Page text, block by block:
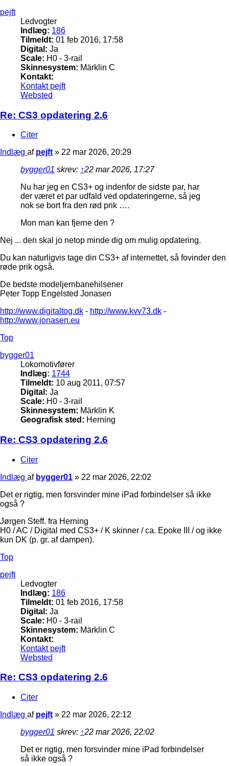
pejft
Ledvogter
Indlæg: 186
Tilmeldt: 01 feb 2016, 17:58
Digital: Ja
Scale: H0 - 3-rail
Skinnesystem: Märklin C
Kontakt:
Kontakt pejft
Websted
Re: CS3 opdatering 2.6
Citer
Indlæg af pejft » 22 mar 2026, 20:29
bygger01 skrev: ↑22 mar 2026, 17:27
Nu har jeg en CS3+ og indenfor de sidste par, har
der været et par udfald ved opdateringerne, så jeg
nok se bort fra den rød prik ….
Mon man kan fjerne den ?
Nej ... den skal jo netop minde dig om mulig opdatering.
Du kan naturligvis tage din CS3+ af internettet, så fovinder den
røde prik også.
De bedste modeljernbanehilsener
Peter Topp Engelsted Jonasen
http://www.digitaltog.dk - http://www.kvv73.dk -
http://www.jonasen.eu
Top
bygger01
Lokomotivfører
Indlæg: 1744
Tilmeldt: 10 aug 2011, 07:57
Digital: Ja
Scale: H0 - 3-rail
Skinnesystem: Märklin K
Geografisk sted: Herning
Re: CS3 opdatering 2.6
Citer
Indlæg af bygger01 » 22 mar 2026, 22:02
Det er rigtig, men forsvinder mine iPad forbindelser så ikke
også ?
Jørgen Steff. fra Herning
H0 / AC / Digital med CS3+ / K skinner / ca. Epoke III / og ikke
kun DK (p. gr. af dampen).
Top
pejft
Ledvogter
Indlæg: 186
Tilmeldt: 01 feb 2016, 17:58
Digital: Ja
Scale: H0 - 3-rail
Skinnesystem: Märklin C
Kontakt:
Kontakt pejft
Websted
Re: CS3 opdatering 2.6
Citer
Indlæg af pejft » 22 mar 2026, 22:12
bygger01 skrev: ↑22 mar 2026, 22:02
Det er rigtig, men forsvinder mine iPad forbindelser
så ikke også ?